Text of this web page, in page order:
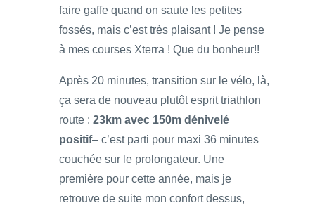
faire gaffe quand on saute les petites
fossés, mais c’est très plaisant ! Je pense
à mes courses Xterra ! Que du bonheur!!
Après 20 minutes, transition sur le vélo, là,
ça sera de nouveau plutôt esprit triathlon
route : 23km avec 150m dénivelé
positif– c’est parti pour maxi 36 minutes
couchée sur le prolongateur. Une
première pour cette année, mais je
retrouve de suite mon confort dessus,